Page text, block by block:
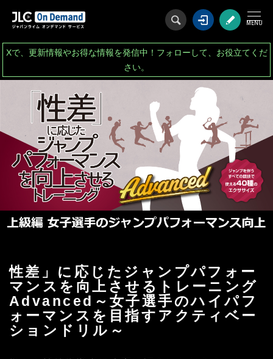
ログイン会
Xで、更新情報やお得な情報を発信中！フォローして、お役立てくだ
さい。
性差」に応じたジャンプパフォー
マンスを向上させるトレーニング
Advanced～女子選手のハイパフ
ォーマンスを目指すアクティベー
ションドリル～